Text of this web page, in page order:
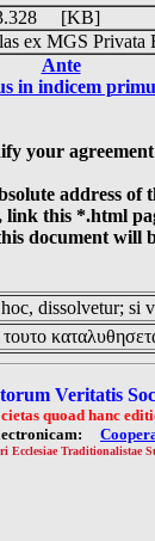
[KB]
ex MGS Privata
Ante
in indicem
your
address of
link this *.html
document will
dissolvetur; si
Veritatis
quoad hanc
Ecclesiae Traditionalistae